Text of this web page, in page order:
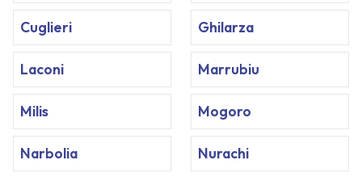
Cuglieri Ghilarza
Laconi Marrubiu
Milis Mogoro
Narbolia Nurachi